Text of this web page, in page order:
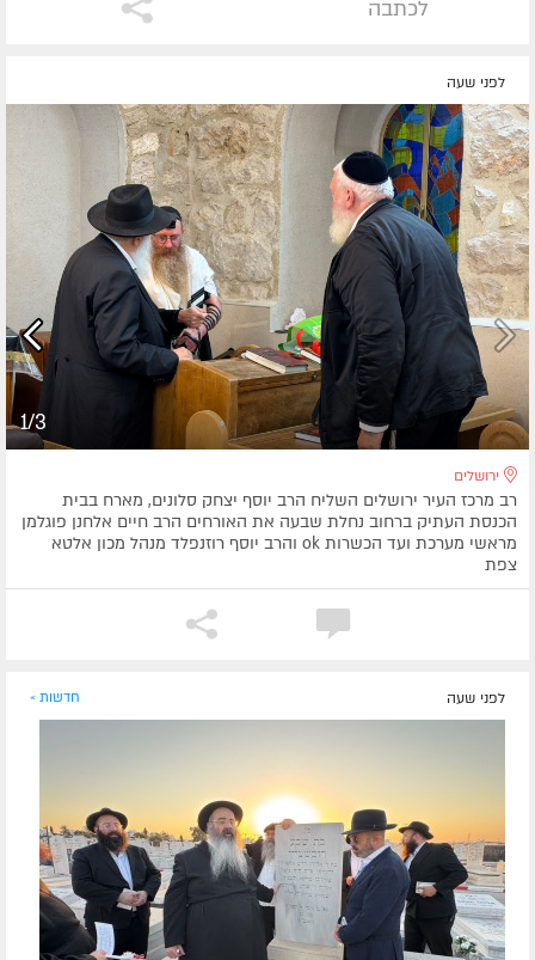
לכתבה
לפני שעה
1/3
ירושלים
רב מרכז העיר ירושלים השליח הרב יוסף יצחק סלונים, מארח בבית
הכנסת העתיק ברחוב נחלת שבעה את האורחים הרב חיים אלחנן פוגלמן
מראשי מערכת ועד הכשרות ok והרב יוסף רוזנפלד מנהל מכון אלטא
צפת
לפני שעה חדשות »